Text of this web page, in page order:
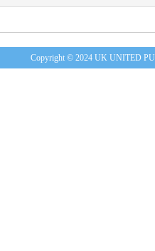
Copyright © 2024 UK UNITED